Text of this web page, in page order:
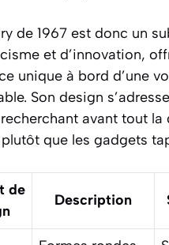
de 1967 est donc un
et d’innovation,
unique à bord d’une
Son design
avant tout la
que les gadgets
de
Description